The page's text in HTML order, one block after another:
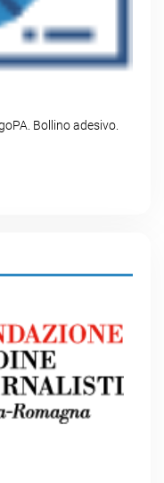
Bollino adesivo.